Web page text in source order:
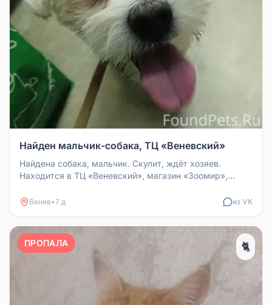
Найден мальчик-собака, ТЦ «Веневский»
Найдена собака, мальчик. Скулит, ждёт хозяев.
Находится в ТЦ «Веневский», магазин «Зоомир»,
Венев•7 д из VK
ПРОПАЛА 🐈